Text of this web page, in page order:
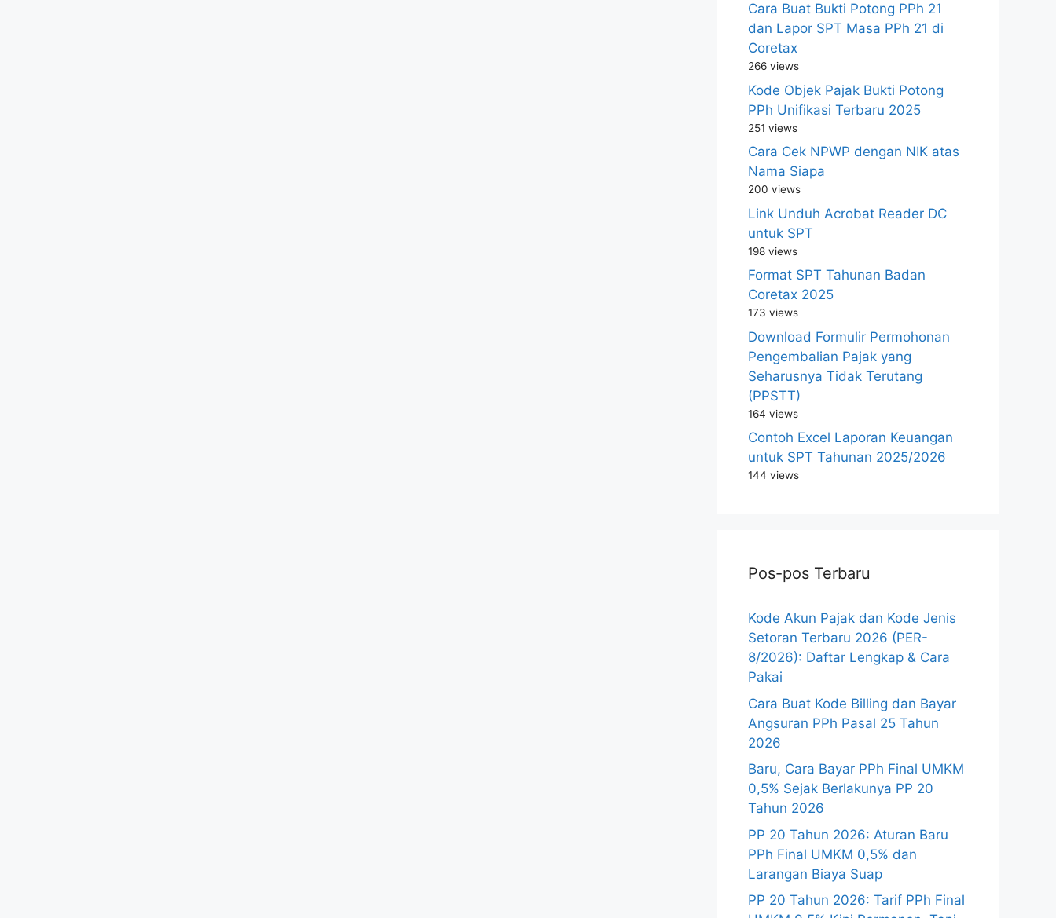
Cara Buat Bukti Potong PPh 21
dan Lapor SPT Masa PPh 21 di
Coretax
266 views
Kode Objek Pajak Bukti Potong
PPh Unifikasi Terbaru 2025
251 views
Cara Cek NPWP dengan NIK atas
Nama Siapa
200 views
Link Unduh Acrobat Reader DC
untuk SPT
198 views
Format SPT Tahunan Badan
Coretax 2025
173 views
Download Formulir Permohonan
Pengembalian Pajak yang
Seharusnya Tidak Terutang
(PPSTT)
164 views
Contoh Excel Laporan Keuangan
untuk SPT Tahunan 2025/2026
144 views
Pos-pos Terbaru
Kode Akun Pajak dan Kode Jenis
Setoran Terbaru 2026 (PER-
8/2026): Daftar Lengkap & Cara
Pakai
Cara Buat Kode Billing dan Bayar
Angsuran PPh Pasal 25 Tahun
2026
Baru, Cara Bayar PPh Final UMKM
0,5% Sejak Berlakunya PP 20
Tahun 2026
PP 20 Tahun 2026: Aturan Baru
PPh Final UMKM 0,5% dan
Larangan Biaya Suap
PP 20 Tahun 2026: Tarif PPh Final